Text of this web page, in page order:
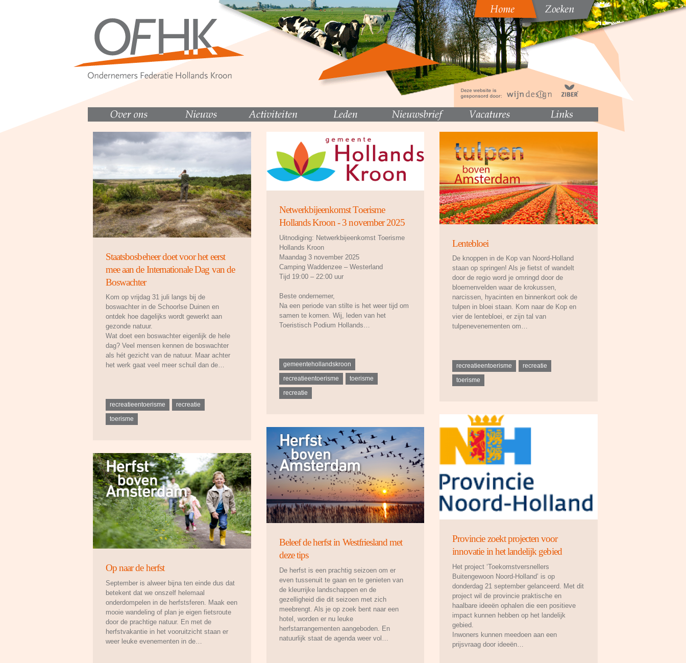
Staatsbosbeheer doet voor het eerst
mee aan de Internationale Dag van de
Boswachter
Kom op vrijdag 31 juli langs bij de
boswachter in de Schoorlse Duinen en
ontdek hoe dagelijks wordt gewerkt aan
gezonde natuur.
Wat doet een boswachter eigenlijk de hele
dag? Veel mensen kennen de boswachter
als hét gezicht van de natuur. Maar achter
het werk gaat veel meer schuil dan de…
recreatieentoerisme
recreatie
toerisme
Netwerkbijeenkomst Toerisme
Hollands Kroon - 3 november 2025
Uitnodiging: Netwerkbijeenkomst Toerisme
Hollands Kroon
Maandag 3 november 2025
Camping Waddenzee – Westerland
Tijd 19:00 – 22:00 uur
Beste ondernemer,
Na een periode van stilte is het weer tijd om
samen te komen. Wij, leden van het
Toeristisch Podium Hollands…
gemeentehollandskroon
recreatieentoerisme
toerisme
recreatie
Lentebloei
De knoppen in de Kop van Noord-Holland
staan op springen! Als je fietst of wandelt
door de regio word je omringd door de
bloemenvelden waar de krokussen,
narcissen, hyacinten en binnenkort ook de
tulpen in bloei staan. Kom naar de Kop en
vier de lentebloei, er zijn tal van
tulpenevenementen om…
recreatieentoerisme
recreatie
toerisme
Provincie zoekt projecten voor
innovatie in het landelijk gebied
Het project ‘Toekomstversnellers
Buitengewoon Noord-Holland’ is op
donderdag 21 september gelanceerd. Met dit
project wil de provincie praktische en
haalbare ideeën ophalen die een positieve
impact kunnen hebben op het landelijk
gebied.
Inwoners kunnen meedoen aan een
prijsvraag door ideeën…
Beleef de herfst in Westfriesland met
deze tips
De herfst is een prachtig seizoen om er
even tussenuit te gaan en te genieten van
de kleurrijke landschappen en de
gezelligheid die dit seizoen met zich
meebrengt. Als je op zoek bent naar een
hotel, worden er nu leuke
herfstarrangementen aangeboden. En
natuurlijk staat de agenda weer vol…
Op naar de herfst
September is alweer bijna ten einde dus dat
betekent dat we onszelf helemaal
onderdompelen in de herfstsferen. Maak een
mooie wandeling of plan je eigen fietsroute
door de prachtige natuur. En met de
herfstvakantie in het vooruitzicht staan er
weer leuke evenementen in de…